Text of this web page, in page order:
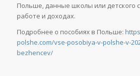
Польше, данные школы или детского
работе и доходах.
Подробнее о пособиях в Польше:
polshe.com/vse-posobiya-v-polshe-v-
bezhencev/